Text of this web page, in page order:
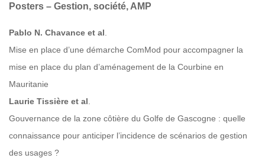
Posters – Gestion, société, AMP
Pablo N. Chavance et al
Mise en place d’une démarche ComMod pour accompagner la
mise en place du plan d’aménagement de la Courbine en
Mauritanie
Laurie Tissière et al
Gouvernance de la zone côtière du Golfe de Gascogne : quelle
connaissance pour anticiper l’incidence de scénarios de gestion
des usages ?